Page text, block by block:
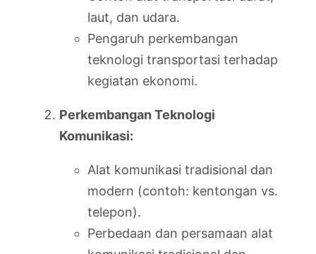
laut, dan udara.
Pengaruh perkembangan
teknologi transportasi terhadap
kegiatan ekonomi.
Perkembangan Teknologi
Komunikasi:
Alat komunikasi tradisional dan
modern (contoh: kentongan vs.
telepon).
Perbedaan dan persamaan alat